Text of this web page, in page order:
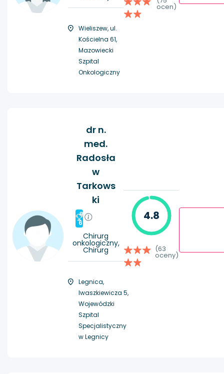
Wieliszew, ul.
Kościelna 61,
Mazowiecki
Szpital
Onkologiczny
ocen)
dr n.
med.
Radosła
w
Tarkows
ki
#
6
Chirurg
onkologiczny,
Chirurg
Legnica,
Iwaszkiewicza 5,
Wojewódzki
Szpital
Specjalistyczny
w Legnicy
4.8
(63
oceny)